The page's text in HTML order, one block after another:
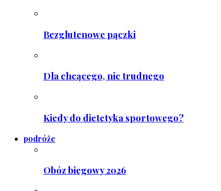
Bezglutenowe pączki
Dla chcącego, nic trudnego
Kiedy do dietetyka sportowego?
podróże
Obóz biegowy 2026